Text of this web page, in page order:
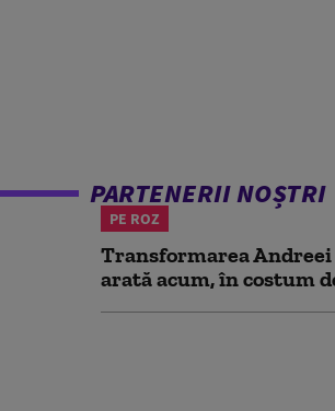
PARTENERII NOȘTRI
PE ROZ
Transformarea
arată acum, în costum